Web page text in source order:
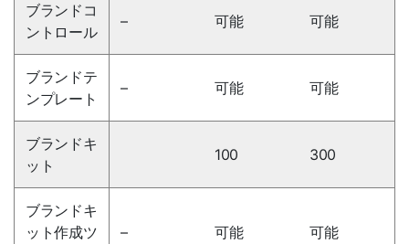
ブランドコ
ントロール
– 可能 可能
ブランドテ
ンプレート
– 可能 可能
ブランドキ
ット
100 300
ブランドキ
ット作成ツ
– 可能 可能